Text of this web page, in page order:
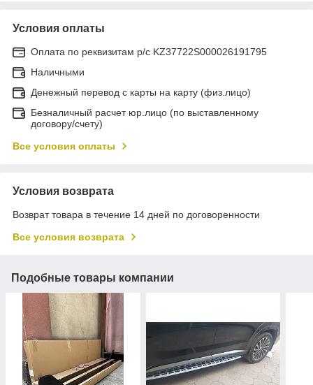
Условия оплаты
Оплата по реквизитам р/с KZ37722S000026191795
Наличными
Денежный перевод с карты на карту (физ.лицо)
Безналичный расчет юр.лицо (по выставленному
договору/счету)
Все условия оплаты
Условия возврата
Возврат товара в течение 14 дней по договоренности
Все условия возврата
Подобные товары компании